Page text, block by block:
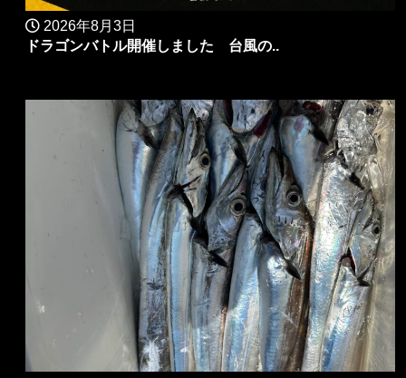
2026年8月3日
ドラゴンバトル開催しました 台風の..